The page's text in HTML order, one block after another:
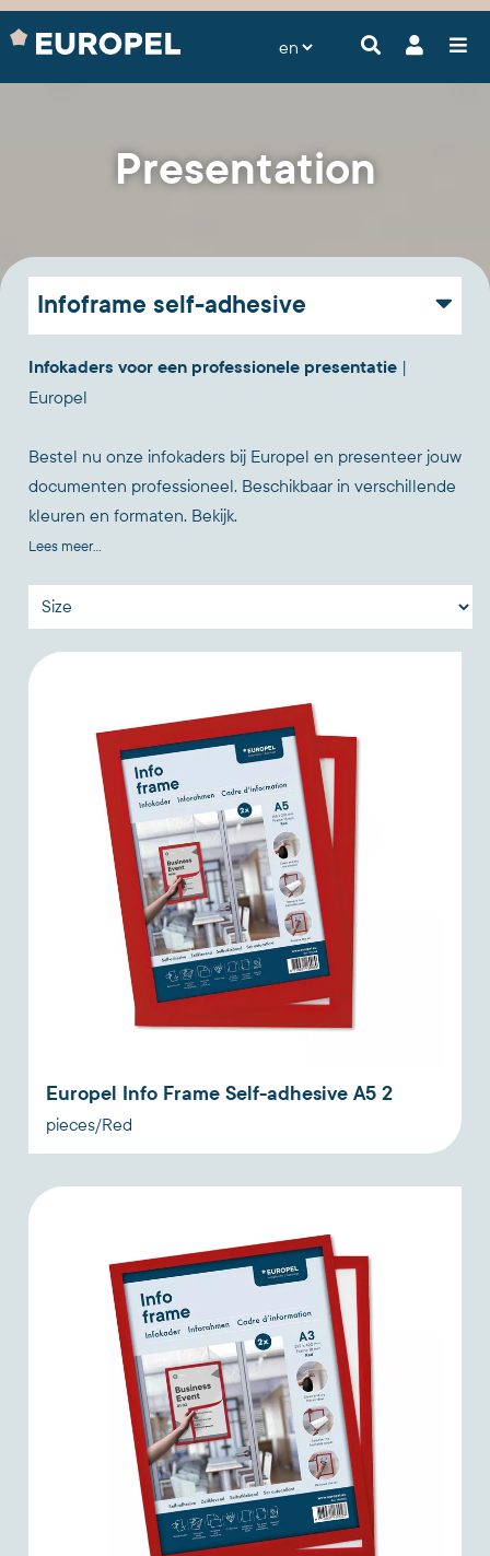
Presentation
Infoframe self-adhesive
Infokaders voor een professionele presentatie|
Europel
Bestel nu onze infokaders bij Europel en presenteer jouw
documenten professioneel. Beschikbaar in verschillende
kleuren en formaten. Bekijk.
Lees meer...
Europel Info Frame Self-adhesive A5 2
pieces/Red